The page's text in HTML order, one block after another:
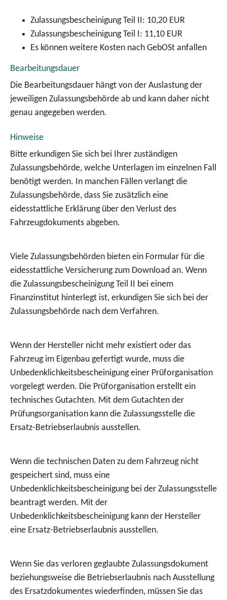
Zulassungsbescheinigung Teil II: 10,20 EUR
Zulassungsbescheinigung Teil I: 11,10 EUR
Es können weitere Kosten nach GebOSt anfallen
Bearbeitungsdauer
Die Bearbeitungsdauer hängt von der Auslastung der
jeweiligen Zulassungsbehörde ab und kann daher nicht
genau angegeben werden.
Hinweise
Bitte erkundigen Sie sich bei Ihrer zuständigen
Zulassungsbehörde, welche Unterlagen im einzelnen Fall
benötigt werden. In manchen Fällen verlangt die
Zulassungsbehörde, dass Sie zusätzlich eine
eidesstattliche Erklärung über den Verlust des
Fahrzeugdokuments abgeben.
Viele Zulassungsbehörden bieten ein Formular für die
eidesstattliche Versicherung zum Download an. Wenn
die Zulassungsbescheinigung Teil II bei einem
Finanzinstitut hinterlegt ist, erkundigen Sie sich bei der
Zulassungsbehörde nach dem Verfahren.
Wenn der Hersteller nicht mehr existiert oder das
Fahrzeug im Eigenbau gefertigt wurde, muss die
Unbedenklichkeitsbescheinigung einer Prüforganisation
vorgelegt werden. Die Prüforganisation erstellt ein
technisches Gutachten. Mit dem Gutachten der
Prüfungsorganisation kann die Zulassungsstelle die
Ersatz-Betriebserlaubnis ausstellen.
Wenn die technischen Daten zu dem Fahrzeug nicht
gespeichert sind, muss eine
Unbedenklichkeitsbescheinigung bei der Zulassungsstelle
beantragt werden. Mit der
Unbedenklichkeitsbescheinigung kann der Hersteller
eine Ersatz-Betriebserlaubnis ausstellen.
Wenn Sie das verloren geglaubte Zulassungsdokument
beziehungsweise die Betriebserlaubnis nach Ausstellung
des Ersatzdokumentes wiederfinden, müssen Sie das